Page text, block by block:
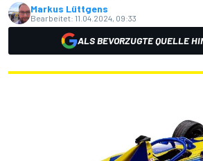
Markus Lüttgens
Bearbeitet: 11.04.2024, 09:33
ALS BEVORZUGTE QUELLE